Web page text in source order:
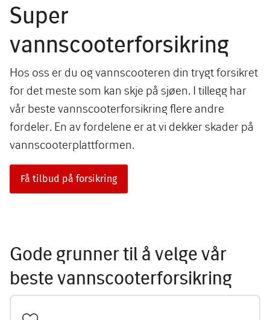
Super
vannscooterforsikring
Hos oss er du og vannscooteren din trygt forsikret
for det meste som kan skje på sjøen. I tillegg har
vår beste vannscooterforsikring flere andre
fordeler. En av fordelene er at vi dekker skader på
vannscooterplattformen.
Få tilbud på forsikring
Gode grunner til å velge vår
beste vannscooterforsikring